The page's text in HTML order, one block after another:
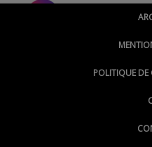
POLITIQUE DE